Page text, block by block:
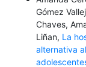
Gómez
Chaves,
Liñan, La
alternativa